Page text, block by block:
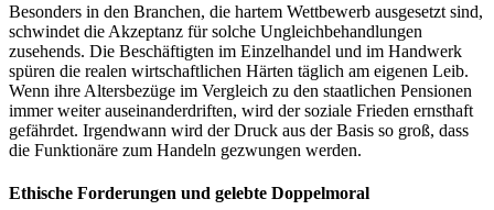
Besonders in den Branchen, die hartem Wettbewerb ausgesetzt sind,
schwindet die Akzeptanz für solche Ungleichbehandlungen
zusehends. Die Beschäftigten im Einzelhandel und im Handwerk
spüren die realen wirtschaftlichen Härten täglich am eigenen Leib.
Wenn ihre Altersbezüge im Vergleich zu den staatlichen Pensionen
immer weiter auseinanderdriften, wird der soziale Frieden ernsthaft
gefährdet. Irgendwann wird der Druck aus der Basis so groß, dass
die Funktionäre zum Handeln gezwungen werden.
Ethische Forderungen und gelebte Doppelmoral